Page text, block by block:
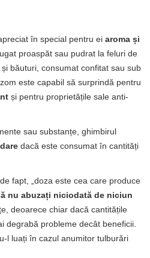
în special pentru ei aroma și
proaspăt sau pudrat la feluri de
băuturi, consumat confitat sau sub
este capabil să surprindă pentru
și pentru proprietățile sale anti-
sau substanțe, ghimbirul
dacă este consumat în cantități
fapt, „doza este cea care produce
nu abuzați niciodată de niciun
deoarece chiar dacă cantitățile
degrabă probleme decât beneficii.
l luați în cazul anumitor tulburări